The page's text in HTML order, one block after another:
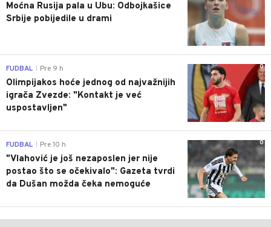
Moćna Rusija pala u Ubu: Odbojkašice
Srbije pobijedile u drami
0
FUDBAL Pre 9 h
Olimpijakos hoće jednog od najvažnijih
igrača Zvezde: "Kontakt je već
uspostavljen"
0
FUDBAL Pre 10 h
"Vlahović je još nezaposlen jer nije
postao što se očekivalo": Gazeta tvrdi
da Dušan možda čeka nemoguće